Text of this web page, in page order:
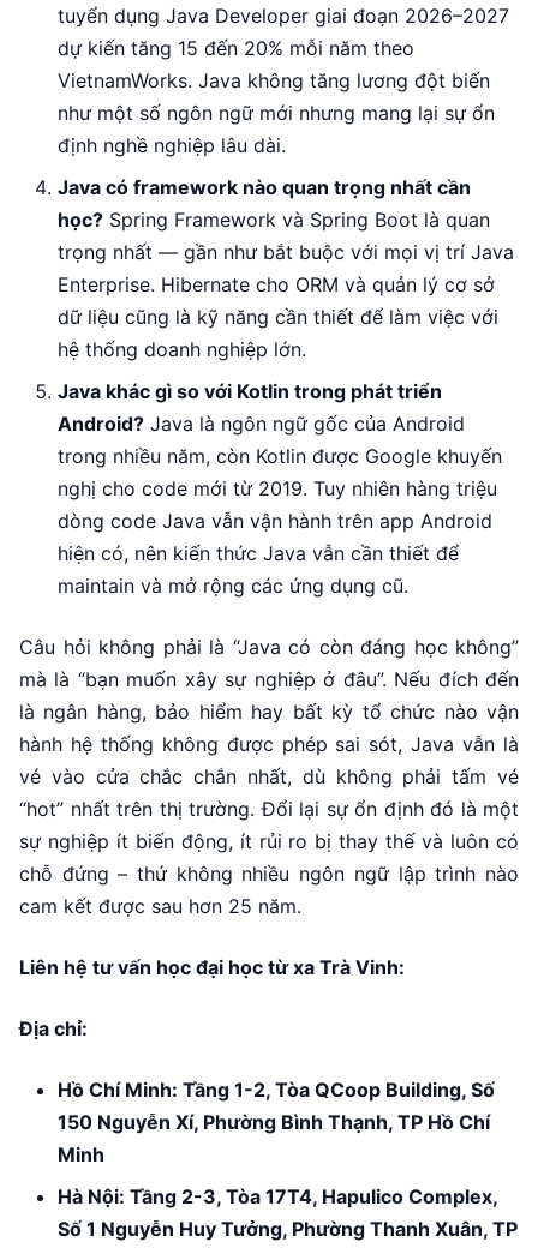
tuyển dụng Java Developer giai đoạn 2026–2027
dự kiến tăng 15 đến 20% mỗi năm theo
VietnamWorks. Java không tăng lương đột biến
như một số ngôn ngữ mới nhưng mang lại sự ổn
định nghề nghiệp lâu dài.
Java có framework nào quan trọng nhất cần
học? Spring Framework và Spring Boot là quan
trọng nhất — gần như bắt buộc với mọi vị trí Java
Enterprise. Hibernate cho ORM và quản lý cơ sở
dữ liệu cũng là kỹ năng cần thiết để làm việc với
hệ thống doanh nghiệp lớn.
Java khác gì so với Kotlin trong phát triển
Android? Java là ngôn ngữ gốc của Android
trong nhiều năm, còn Kotlin được Google khuyến
nghị cho code mới từ 2019. Tuy nhiên hàng triệu
dòng code Java vẫn vận hành trên app Android
hiện có, nên kiến thức Java vẫn cần thiết để
maintain và mở rộng các ứng dụng cũ.
Câu hỏi không phải là “Java có còn đáng học không”
mà là “bạn muốn xây sự nghiệp ở đâu”. Nếu đích đến
là ngân hàng, bảo hiểm hay bất kỳ tổ chức nào vận
hành hệ thống không được phép sai sót, Java vẫn là
vé vào cửa chắc chắn nhất, dù không phải tấm vé
“hot” nhất trên thị trường. Đổi lại sự ổn định đó là một
sự nghiệp ít biến động, ít rủi ro bị thay thế và luôn có
chỗ đứng – thứ không nhiều ngôn ngữ lập trình nào
cam kết được sau hơn 25 năm.
Liên hệ tư vấn học đại học từ xa Trà Vinh:
Địa chỉ:
Hồ Chí Minh: Tầng 1-2, Tòa QCoop Building, Số
150 Nguyễn Xí, Phường Bình Thạnh, TP Hồ Chí
Minh
Hà Nội: Tầng 2-3, Tòa 17T4, Hapulico Complex,
Số 1 Nguyễn Huy Tưởng, Phường Thanh Xuân, TP